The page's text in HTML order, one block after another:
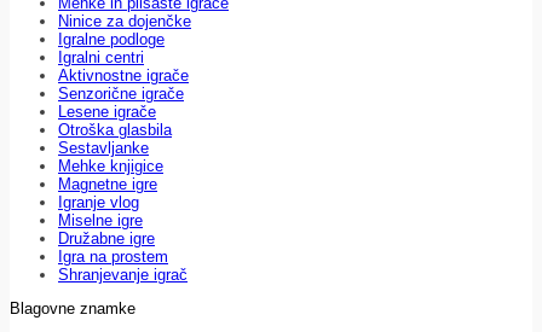
Ninice za dojenčke
Igralne podloge
Igralni centri
Aktivnostne igrače
Senzorične igrače
Lesene igrače
Otroška glasbila
Sestavljanke
Mehke knjigice
Magnetne igre
Igranje vlog
Miselne igre
Družabne igre
Igra na prostem
Shranjevanje igrač
Blagovne znamke